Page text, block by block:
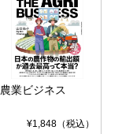
農業ビジネス
¥1,848（税込）